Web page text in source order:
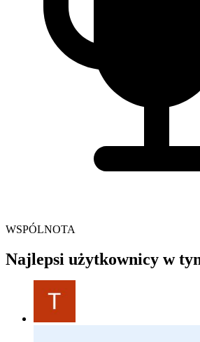
WSPÓLNOTA
Najlepsi użytkownicy w